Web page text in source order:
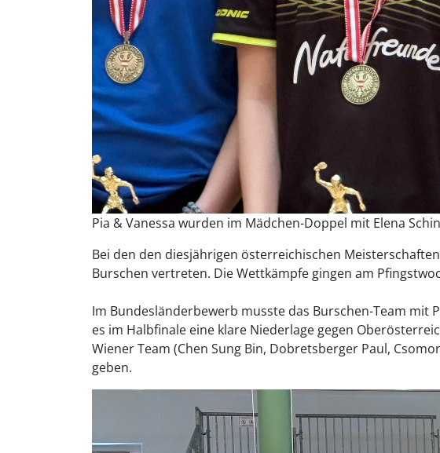
Pia & Vanessa wurden im Mädchen-Doppel mit Elena
Bei den den diesjährigen österreichischen
Burschen vertreten. Die Wettkämpfe gingen am
Im Bundesländerbewerb musste das Burschen-Team mit
es im Halbfinale eine klare Niederlage gegen
Wiener Team (Chen Sung Bin, Dobretsberger Paul,
geben.